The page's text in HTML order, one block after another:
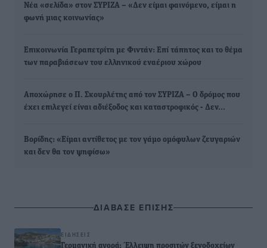
Νέα «σελίδα» στον ΣΥΡΙΖΑ – «Δεν είμαι φαινόμενο, είμαι η
φωνή μιας κοινωνίας»
Επικοινωνία Γεραπετρίτη με Φιντάν: Επί τάπητος και το θέμα
των παραβιάσεων του ελληνικού εναέριου χώρου
Αποχώρησε ο Π. Σκουρλέτης από τον ΣΥΡΙΖΑ – Ο δρόμος που
έχει επιλεγεί είναι αδιέξοδος και καταστροφικός - Δεν…
Βορίδης: «Είμαι αντίθετος με τον γάμο ομόφυλων ζευγαριών
και δεν θα τον ψηφίσω»
ΔΙΑΒΑΣΕ ΕΠΙΣΗΣ
ΕΙΔΉΣΕΙΣ
Γερμανική αγορά: Έλλειψη προσιτών ξενοδοχείων